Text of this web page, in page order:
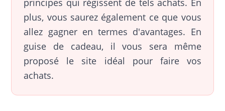
principes qui régissent de tels achats. En
plus, vous saurez également ce que vous
allez gagner en termes d'avantages. En
guise de cadeau, il vous sera même
proposé le site idéal pour faire vos
achats.